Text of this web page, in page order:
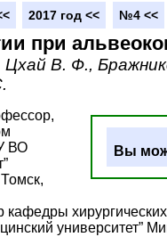
2017 год << №4 <<
при
В. Ф.,
Вы
ВО
университет”